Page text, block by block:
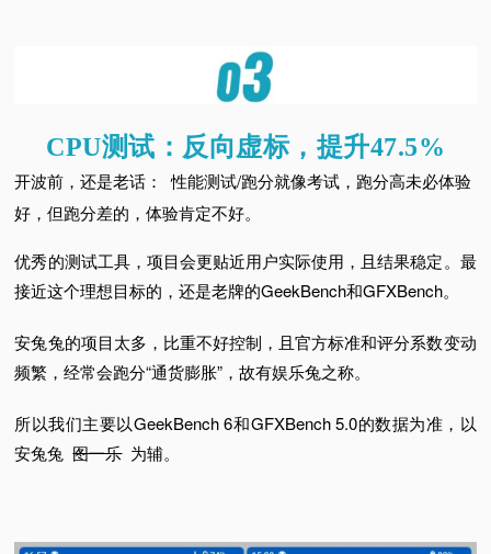
CPU测试： 反向虚标，提升47.5%
开波前，还是老话：
性能测试/跑分就像考试，跑分高未必体验
好，但跑分差的，体验肯定不好。
优秀的测试工具，项目会更贴近用户实际使用，且结果稳定。 最
接近这个理想目标的，还是老牌的GeekBench和GFXBench。
安兔兔的项目太多，比重不好控制，且官方标准和评分系数变动
频繁，经常会跑分“通货膨胀”，故有娱乐兔之称。
所以我们主要以GeekBench 6和GFXBench 5.0的数据为准，以
安兔兔 图一乐 为辅。